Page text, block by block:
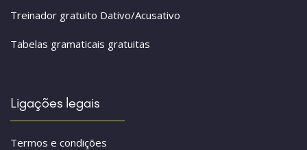
Treinador gratuito Dativo/Acusativo
Tabelas gramaticais gratuitas
Ligações legais
Termos e condições